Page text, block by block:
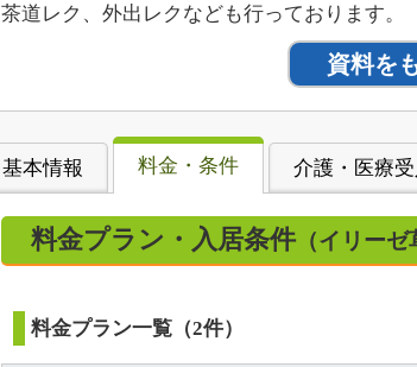
茶道レク、外出レクなども行っております。
資料を
基本情報 料金・条件 介護・医療受
料金プラン・入居条件 （イリーゼ
料金プラン一覧（2件）